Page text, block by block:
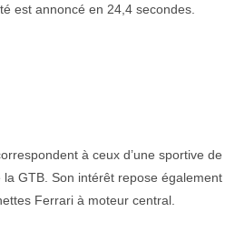
est annoncé en 24,4 secondes.
à ceux d’une sportive
GTB. Son intérêt repose
Ferrari à moteur central.